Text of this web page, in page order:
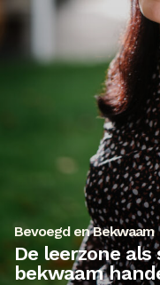
Bevoegd en Bekwaam
De leerzone
bekwaam